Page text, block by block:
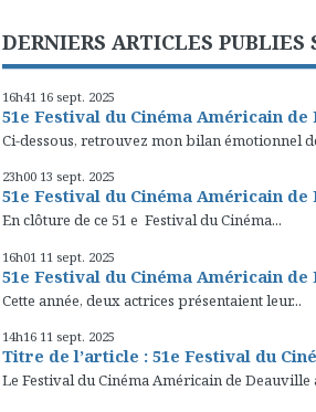
DERNIERS ARTICLES PUBLIES
16h41 16 sept. 2025
51e Festival du Cinéma Américain de
Ci-dessous, retrouvez mon bilan émotionnel
23h00 13 sept. 2025
51e Festival du Cinéma Américain de
En clôture de ce 51 e Festival du Cinéma...
16h01 11 sept. 2025
51e Festival du Cinéma Américain de
Cette année, deux actrices présentaient leur...
14h16 11 sept. 2025
Titre de l’article : 51e Festival du
Le Festival du Cinéma Américain de Deauville